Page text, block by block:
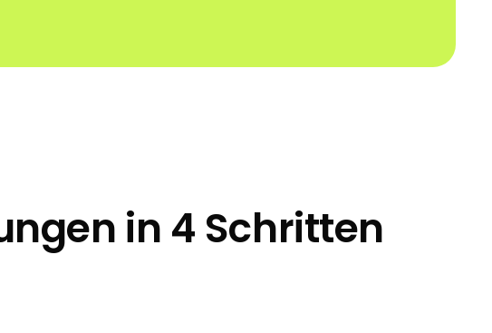
in 4 Schritten